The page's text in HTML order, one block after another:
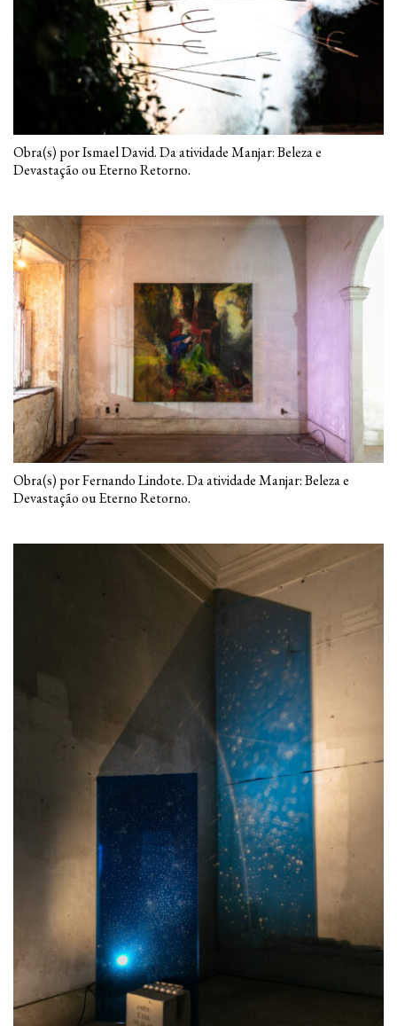
Obra(s) por Ismael David. Da atividade Manjar: Beleza e
Devastação ou Eterno Retorno.
Obra(s) por Fernando Lindote. Da atividade Manjar: Beleza e
Devastação ou Eterno Retorno.